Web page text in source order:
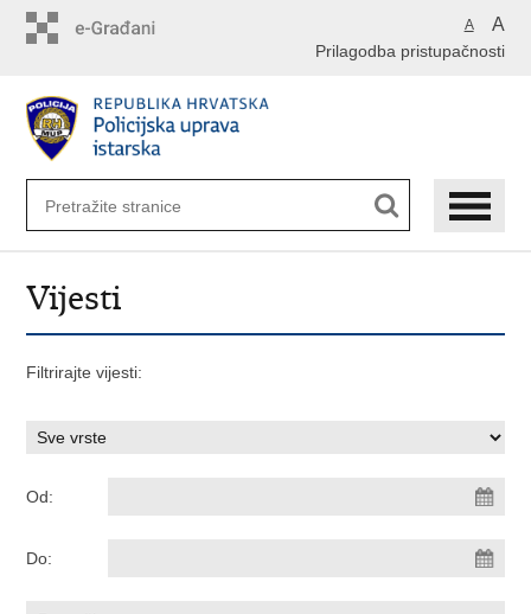
A A
Prilagodba pristupačnosti
Vijesti
Filtrirajte vijesti:
Od:
Do: